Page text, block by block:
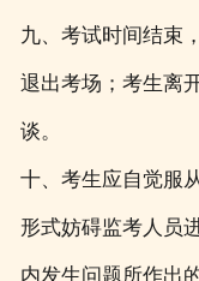
九、考试时间结束
退出考场；考生离
谈。
十、考生应自觉服
形式妨碍监考人员
内发生问题所作出